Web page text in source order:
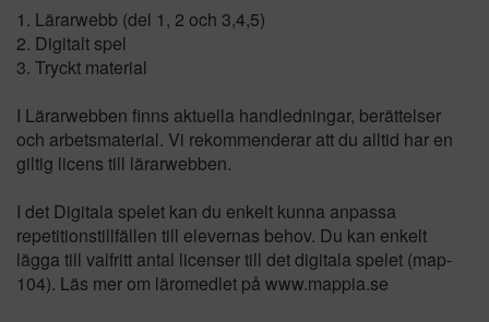
1. Lärarwebb (del 1, 2 och 3,4,5)
2. Digitalt spel
3. Tryckt material
I Lärarwebben finns aktuella handledningar, berättelser
och arbetsmaterial. Vi rekommenderar att du alltid har en
giltig licens till lärarwebben.
I det Digitala spelet kan du enkelt kunna anpassa
repetitionstillfällen till elevernas behov. Du kan enkelt
lägga till valfritt antal licenser till det digitala spelet (map-
104). Läs mer om läromedlet på www.mappia.se